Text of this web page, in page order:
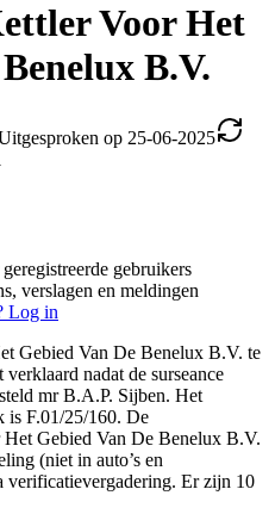
Voor Het
B.V.
op 25-06-2025
gebruikers
verslagen en meldingen
Log in
Gebied Van De Benelux B.V. te
nadat de surseance
mr B.A.P. Sijben. Het
is F.01/25/160. De
Gebied Van De Benelux B.V.
(niet in auto’s en
verificatievergadering. Er zijn 10